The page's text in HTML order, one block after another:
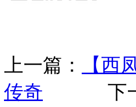
上一篇：
【西
传奇 下一